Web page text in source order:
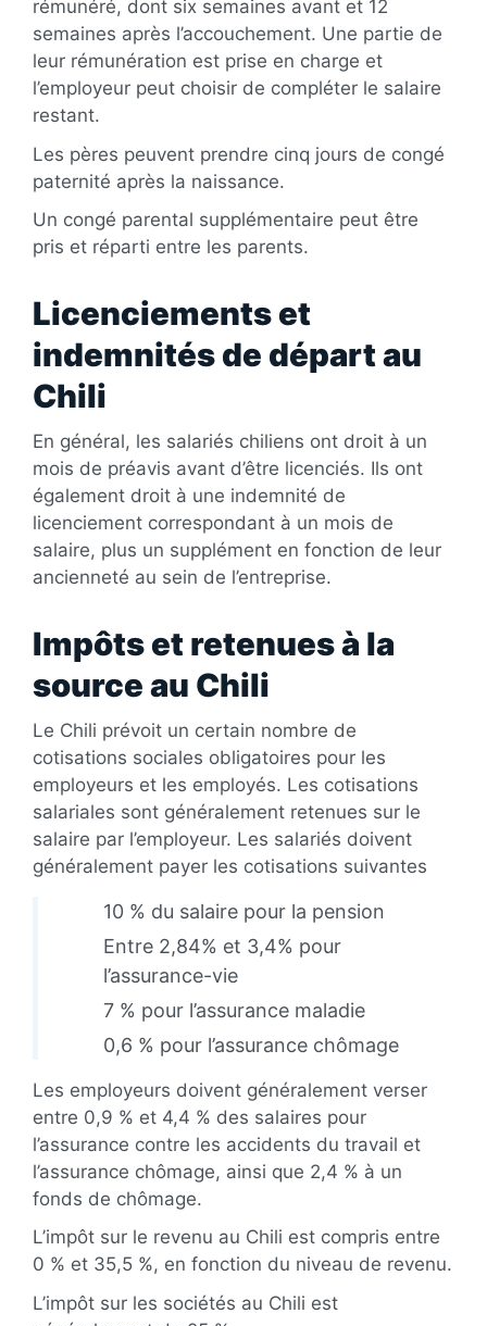
rémunéré, dont six semaines avant et 12
semaines après l’accouchement. Une partie de
leur rémunération est prise en charge et
l’employeur peut choisir de compléter le salaire
restant.
Les pères peuvent prendre cinq jours de congé
paternité après la naissance.
Un congé parental supplémentaire peut être
pris et réparti entre les parents.
Licenciements et
indemnités de départ au
Chili
En général, les salariés chiliens ont droit à un
mois de préavis avant d’être licenciés. Ils ont
également droit à une indemnité de
licenciement correspondant à un mois de
salaire, plus un supplément en fonction de leur
ancienneté au sein de l’entreprise.
Impôts et retenues à la
source au Chili
Le Chili prévoit un certain nombre de
cotisations sociales obligatoires pour les
employeurs et les employés. Les cotisations
salariales sont généralement retenues sur le
salaire par l’employeur. Les salariés doivent
généralement payer les cotisations suivantes
10 % du salaire pour la pension
Entre 2,84% et 3,4% pour
l’assurance-vie
7 % pour l’assurance maladie
0,6 % pour l’assurance chômage
Les employeurs doivent généralement verser
entre 0,9 % et 4,4 % des salaires pour
l’assurance contre les accidents du travail et
l’assurance chômage, ainsi que 2,4 % à un
fonds de chômage.
L’impôt sur le revenu au Chili est compris entre
0 % et 35,5 %, en fonction du niveau de revenu.
L’impôt sur les sociétés au Chili est